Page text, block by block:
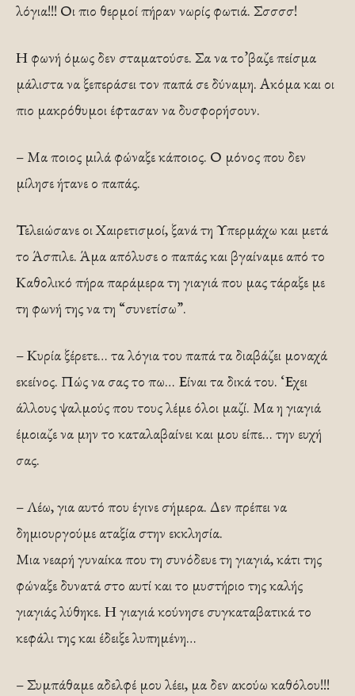
λόγια!!! Οι πιο θερμοί πήραν νωρίς φωτιά. Σσσσσ!
Η φωνή όμως δεν σταματούσε. Σα να το’βαζε πείσμα
μάλιστα να ξεπεράσει τον παπά σε δύναμη. Ακόμα και οι
πιο μακρόθυμοι έφτασαν να δυσφορήσουν.
– Μα ποιος μιλά φώναξε κάποιος. Ο μόνος που δεν
μίλησε ήτανε ο παπάς.
Τελειώσανε οι Χαιρετισμοί, ξανά τη Υπερμάχω και μετά
το Άσπιλε. Άμα απόλυσε ο παπάς και βγαίναμε από το
Καθολικό πήρα παράμερα τη γιαγιά που μας τάραξε με
τη φωνή της να τη “συνετίσω”.
– Κυρία ξέρετε… τα λόγια του παπά τα διαβάζει μοναχά
εκείνος. Πώς να σας το πω… Είναι τα δικά του. ‘Εχει
άλλους ψαλμούς που τους λέμε όλοι μαζί. Μα η γιαγιά
έμοιαζε να μην το καταλαβαίνει και μου είπε… την ευχή
σας.
– Λέω, για αυτό που έγινε σήμερα. Δεν πρέπει να
δημιουργούμε αταξία στην εκκλησία.
Μια νεαρή γυναίκα που τη συνόδευε τη γιαγιά, κάτι της
φώναξε δυνατά στο αυτί και το μυστήριο της καλής
γιαγιάς λύθηκε. Η γιαγιά κούνησε συγκαταβατικά το
κεφάλι της και έδειξε λυπημένη…
– Συμπάθαμε αδελφέ μου λέει, μα δεν ακούω καθόλου!!!